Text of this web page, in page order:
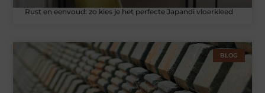
Rust en eenvoud: zo kies je het perfecte Japandi vloerkleed
BLOG